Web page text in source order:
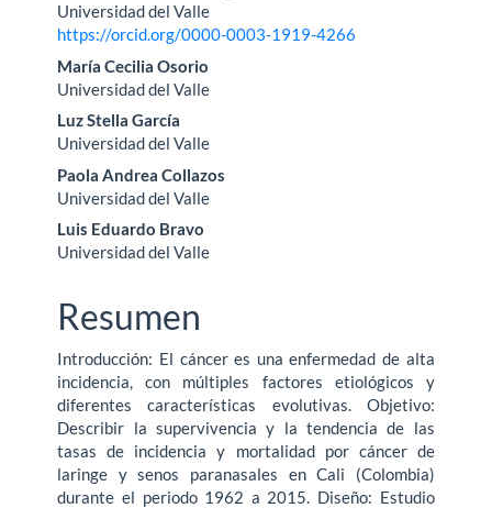
Universidad del Valle
https://orcid.org/0000-0003-1919-4266
María Cecilia Osorio
Universidad del Valle
Luz Stella García
Universidad del Valle
Paola Andrea Collazos
Universidad del Valle
Luis Eduardo Bravo
Universidad del Valle
Resumen
Introducción: El cáncer es una enfermedad de alta
incidencia, con múltiples factores etiológicos y
diferentes características evolutivas. Objetivo:
Describir la supervivencia y la tendencia de las
tasas de incidencia y mortalidad por cáncer de
laringe y senos paranasales en Cali (Colombia)
durante el periodo 1962 a 2015. Diseño: Estudio